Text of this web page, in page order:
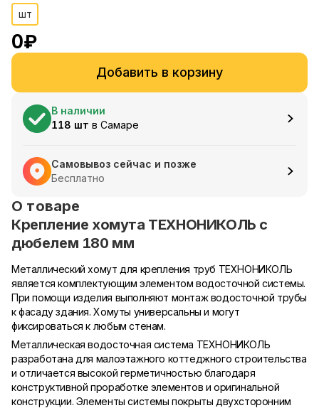
шт
0₽
Добавить в корзину
В наличии
118 шт в Самаре
Самовывоз сейчас и позже
Бесплатно
О товаре
Крепление хомута ТЕХНОНИКОЛЬ с
дюбелем 180 мм
Металлический хомут для крепления труб ТЕХНОНИКОЛЬ
является комплектующим элементом водосточной системы.
При помощи изделия выполняют монтаж водосточной трубы
к фасаду здания. Хомуты универсальны и могут
фиксироваться к любым стенам.
Металлическая водосточная система ТЕХНОНИКОЛЬ
разработана для малоэтажного коттеджного строительства
и отличается высокой герметичностью благодаря
конструктивной проработке элементов и оригинальной
конструкции. Элементы системы покрыты двухсторонним